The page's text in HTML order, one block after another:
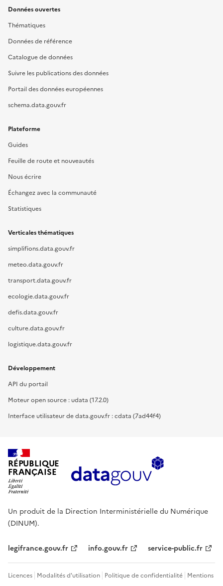
Données ouvertes
Thématiques
Données de référence
Catalogue de données
Suivre les publications des données
Portail des données européennes
schema.data.gouv.fr
Plateforme
Guides
Feuille de route et nouveautés
Nous écrire
Échangez avec la communauté
Statistiques
Verticales thématiques
simplifions.data.gouv.fr
meteo.data.gouv.fr
transport.data.gouv.fr
ecologie.data.gouv.fr
defis.data.gouv.fr
culture.data.gouv.fr
logistique.data.gouv.fr
Développement
API du portail
Moteur open source : udata (17.2.0)
Interface utilisateur de data.gouv.fr : cdata (7ad44f4)
RÉPUBLIQUE
FRANÇAISE
Un produit de la Direction Interministérielle du Numérique
(DINUM).
legifrance.gouv.fr info.gouv.fr service-public.fr
Licences Modalités d'utilisation Politique de confidentialité Mentions